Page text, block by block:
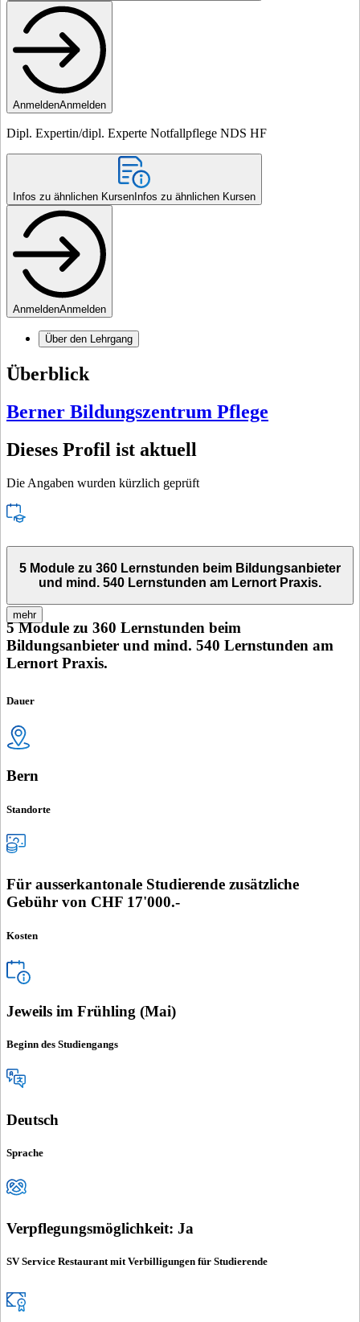
AnmeldenAnmelden
Dipl. Expertin/dipl. Experte Notfallpflege NDS HF
Infos zu ähnlichen Kursen Infos zu ähnlichen Kursen
AnmeldenAnmelden
Über den Lehrgang
Überblick
Berner Bildungszentrum Pflege
Dieses Profil ist aktuell
Die Angaben wurden kürzlich geprüft
5 Module zu 360 Lernstunden beim Bildungsanbieter
und mind. 540 Lernstunden am Lernort Praxis.
mehr
5 Module zu 360 Lernstunden beim
Bildungsanbieter und mind. 540 Lernstunden am
Lernort Praxis.
Dauer
Bern
Standorte
Für ausserkantonale Studierende zusätzliche
Gebühr von CHF 17'000.-
Kosten
Jeweils im Frühling (Mai)
Beginn des Studiengangs
Deutsch
Sprache
Verpflegungsmöglichkeit: Ja
SV Service Restaurant mit Verbilligungen für Studierende